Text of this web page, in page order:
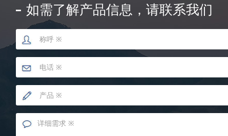
如需了解产品信息，请联系我们